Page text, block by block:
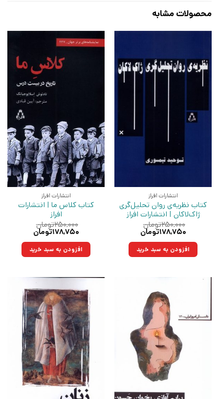
محصولات مشابه
انتشارات افراز
کتاب نظریه‌ی روان‌ تحلیل‌‌گری
ژاک‌لاکان | انتشارات افراز
۲۵۰,۰۰۰تومان
قیمت
۲۵۰,۰۰۰تومان
بود.
۱۷۸,۷۵۰تومان
۱۷۸,۷۵۰تومان.افزودن به سبد خرید
انتشارات افراز
کتاب کلاس ما | انتشارات
افراز
۲۵۰,۰۰۰تومان
قیمت
۲۵۰,۰۰۰تومان
بود.
۱۷۸,۷۵۰تومان
۱۷۸,۷۵۰تومان.افزودن به سبد خرید